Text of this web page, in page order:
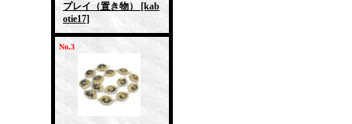
プレイ（置き物）
[kab
otie17]
No.3